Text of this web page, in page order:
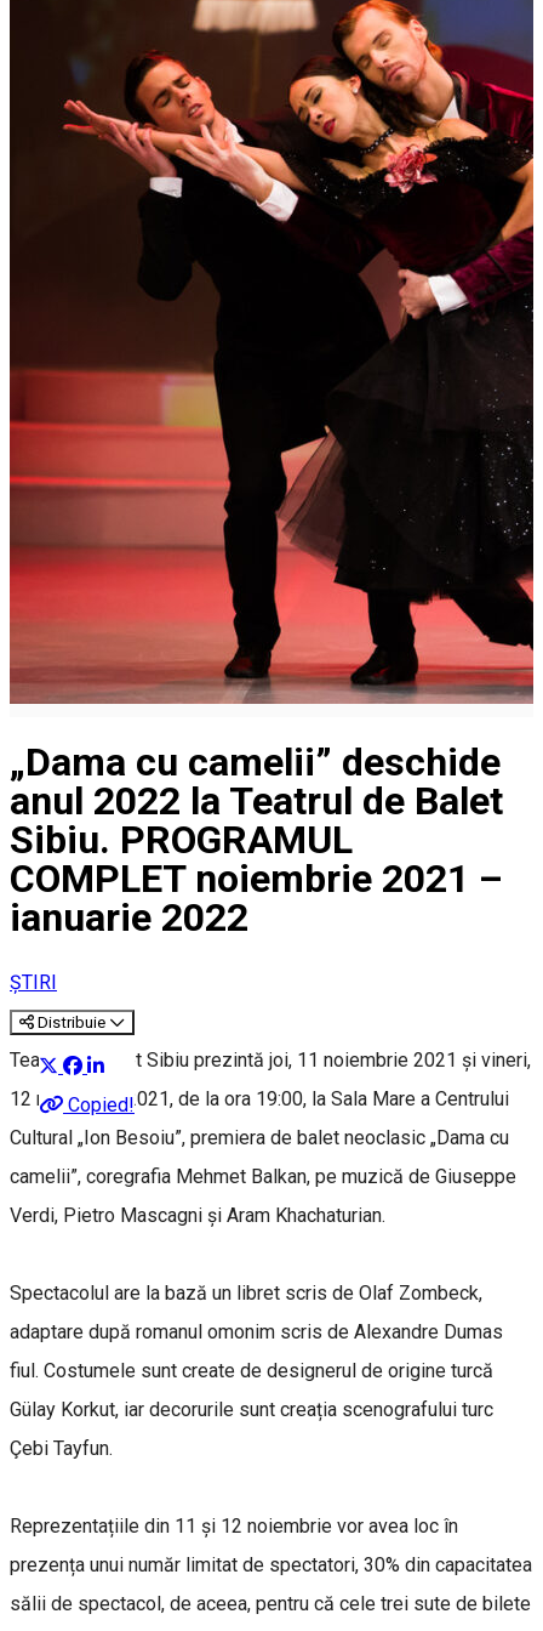
„Dama cu camelii” deschide
anul 2022 la Teatrul de Balet
Sibiu. PROGRAMUL
COMPLET noiembrie 2021 –
ianuarie 2022
ȘTIRI
Distribuie
Copied!
Teatrul de Balet Sibiu prezintă joi, 11 noiembrie 2021 și vineri,
12 noiembrie 2021, de la ora 19:00, la Sala Mare a Centrului
Cultural „Ion Besoiu”, premiera de balet neoclasic „Dama cu
camelii”, coregrafia Mehmet Balkan, pe muzică de Giuseppe
Verdi, Pietro Mascagni și Aram Khachaturian.
Spectacolul are la bază un libret scris de Olaf Zombeck,
adaptare după romanul omonim scris de Alexandre Dumas
fiul. Costumele sunt create de designerul de origine turcă
Gülay Korkut, iar decorurile sunt creația scenografului turc
Çebi Tayfun.
Reprezentațiile din 11 și 12 noiembrie vor avea loc în
prezența unui număr limitat de spectatori, 30% din capacitatea
sălii de spectacol, de aceea, pentru că cele trei sute de bilete